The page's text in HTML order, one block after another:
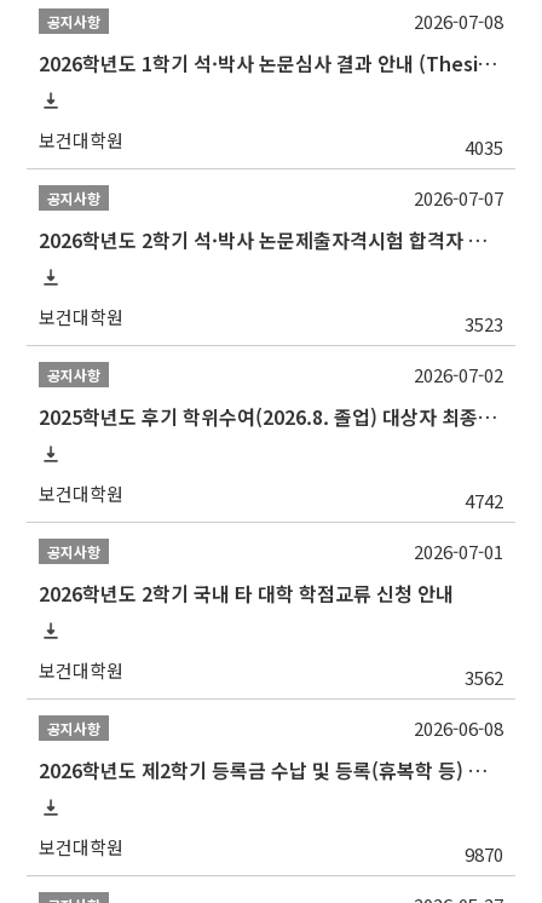
공지사항
2026학년도 1학기 석·박사 논문심사 결과 안내 (Thesis Defense Result)
보건대학원 4035
2026-07-08
공지사항
2026학년도 2학기 석·박사 논문제출자격시험 합격자 공고(TSQ Exam Result)
보건대학원 3523
2026-07-07
공지사항
2025학년도 후기 학위수여(2026.8. 졸업) 대상자 최종인준 논문 제출 안내
보건대학원 4742
2026-07-02
공지사항
2026학년도 2학기 국내 타 대학 학점교류 신청 안내
보건대학원 3562
2026-07-01
공지사항
2026학년도 제2학기 등록금 수납 및 등록(휴복학 등) 일정 안내
보건대학원 9870
2026-06-08